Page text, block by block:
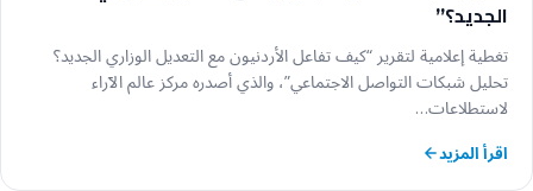
الجديد؟”
تغطية إعلامية لتقرير “كيف تفاعل الأردنيون مع التعديل الوزاري الجديد؟
تحليل شبكات التواصل الاجتماعي”، والذي أصدره مركز عالم الآراء
لاستطلاعات…
اقرأ المزيد